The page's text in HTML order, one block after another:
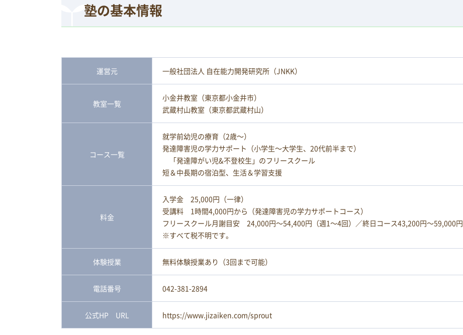
塾の基本情報
運営元 一般社団法人 自在能力開発研究所（JNKK）
教室一覧
小金井教室（東京都小金井市）
武蔵村山教室（東京都武蔵村山）
コース一覧
就学前幼児の療育（2歳～）
発達障害児の学力サポート（小学生～大学生、20代前半まで）
「発達障がい児&不登校生」のフリースクール
短＆中長期の宿泊型、生活＆学習支援
料金
入学金 25,000円（一律）
受講料 1時間4,000円から（発達障害児の学力サポートコース）
フリースクール月謝目安 24,000円～54,400円（週1～4回）／終日コース43,200円～59,000円
※すべて税不明です。
体験授業 無料体験授業あり（3回まで可能）
電話番号 042-381-2894
公式HP URL https://www.jizaiken.com/sprout